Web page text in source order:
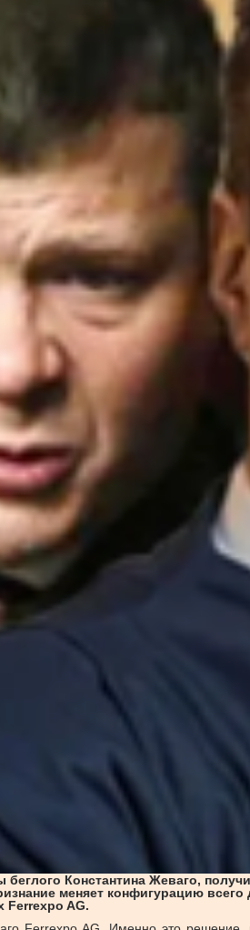
Константина Жеваго,
меняет конфигурацию
Ferrexpo AG.